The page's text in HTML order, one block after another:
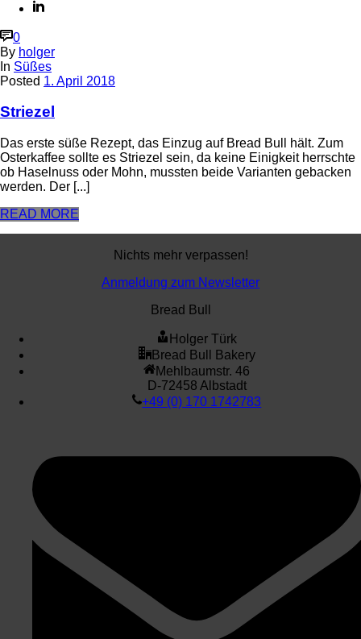
0
By holger
In Süßes
Posted 1. April 2018
Striezel
Das erste süße Rezept, das Einzug auf Bread Bull hält. Zum
Osterkaffee sollte es Striezel sein, da keine Einigkeit herrschte
ob Haselnuss oder Mohn, mussten beide Varianten gebacken
werden. Der [...]
READ MORE
Nichts mehr verpassen!
Anmeldung zum Newsletter
Bread Bull
Holger Türk
Bread Bull Bakery
Mehlbaumstr. 46
D-72458 Albstadt
+49 (0) 170 1742783